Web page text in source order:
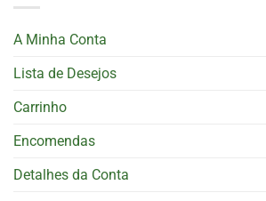
A Minha Conta
Lista de Desejos
Carrinho
Encomendas
Detalhes da Conta